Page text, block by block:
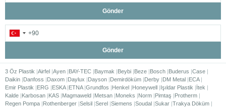
Gönder
Gönder
3 Öz Plastik Airfel Ayen BAY-TEC Baymak Beybi Beze Bosch Buderus Case
Daikin Danfoss Daxom Daylux Dayson Demirdöküm Derby DM Metal ECA
Emir Plastik
ERG ESKA ETNA Grundfos Henkel Honeywell Işıldar Plastik
İtek
Kalde Karbosan KAS Magmaweld Metsan Moneks Norm Pimtaş
Protherm
Regen Pompa Rothenberger Selsil Serel Siemens Soudal Sukar Trakya Döküm